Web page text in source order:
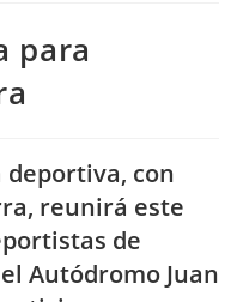
para
deportiva, con
reunirá este
de
Autódromo Juan